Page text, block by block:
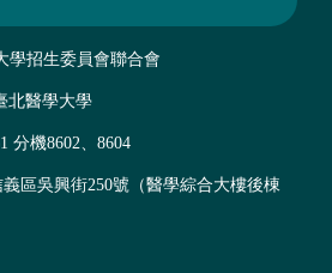
學招生委員會聯合會
北醫學大學
分機8602、8604
義區吳興街250號（醫學綜合大樓後棟